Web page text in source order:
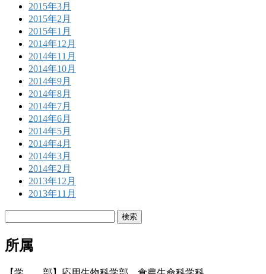
2015年3月
2015年2月
2015年1月
2014年12月
2014年11月
2014年10月
2014年9月
2014年8月
2014年7月
2014年6月
2014年5月
2014年4月
2014年3月
2014年2月
2013年12月
2013年11月
所属